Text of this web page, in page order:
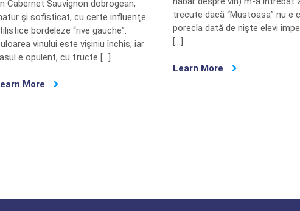
Cabernet Sauvignon dobrogean,
şi sofisticat, cu certe influenţe
bordeleze “rive gauche”.
vinului este vişiniu închis, iar
e opulent, cu fructe […]
More
trecute dacă “Mustoasa” nu e
porecla dată de nişte elevi
[…]
Learn More